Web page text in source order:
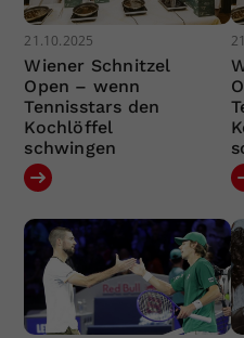
21.10.2025
Wiener Schnitzel
Open – wenn
Tennisstars den
Kochlöffel
schwingen